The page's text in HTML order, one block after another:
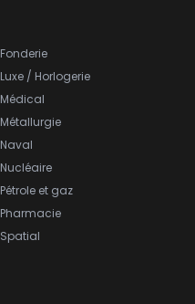
Fonderie
Luxe / Horlogerie
Médical
Métallurgie
Naval
Nucléaire
Pétrole et gaz
Pharmacie
Spatial